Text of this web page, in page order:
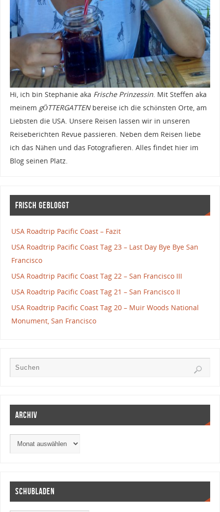
Hi, ich bin Stephanie aka Frische Prinzessin. Mit Steffen aka
meinem gÖTTERGATTENbereise ich die schönsten Orte, am
Liebsten die USA. Unsere Reisen lassen wir in unseren
Reiseberichten Revue passieren. Neben dem Reisen liebe
ich das Nähen und das Fotografieren. Alles findet hier im
Blog seinen Platz.
Frisch gebloggt
USA Roadtrip Pacific Coast – Fazit
USA Roadtrip Pacific Coast Tag 23 – Last Day Bye Bye San
Francisco
USA Roadtrip Pacific Coast Tag 22 – San Francisco III
USA Roadtrip Pacific Coast Tag 21 – San Francisco II
USA Roadtrip Pacific Coast Tag 20 – Muir Woods National
Monument, San Francisco
Archiv
Schubladen